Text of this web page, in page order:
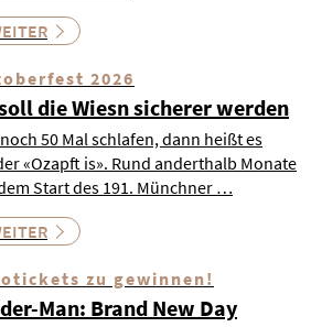
2026
die Wiesn sicherer werden
50 Mal schlafen, dann heißt es
«Ozapft is». Rund anderthalb Monate
Start des 191. Münchner …
zu gewinnen!
Man: Brand New Day